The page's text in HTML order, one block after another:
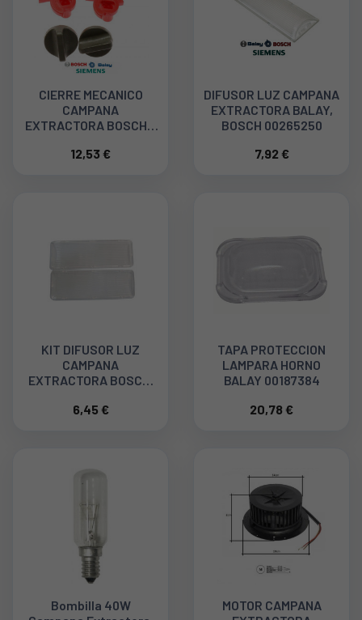
CIERRE MECANICO
CAMPANA
EXTRACTORA BOSCH 2
12,53 €
DIFUSOR LUZ CAMPANA
EXTRACTORA BALAY,
BOSCH 00265250
7,92 €
KIT DIFUSOR LUZ
CAMPANA
EXTRACTORA BOSCH,
00264984
6,45 €
TAPA PROTECCION
LAMPARA HORNO
BALAY 00187384
20,78 €
Bombilla 40W
MOTOR CAMPANA